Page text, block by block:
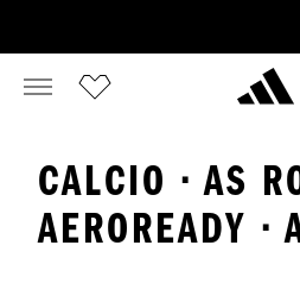
CALCIO · AS
AEROREADY ·